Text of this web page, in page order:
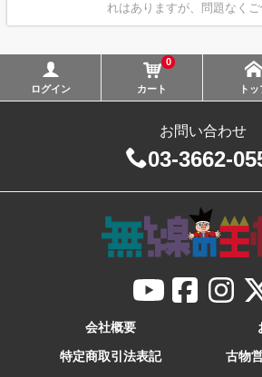
れはありますが、問題なくご
ログイン
0
カート トッ
お問い合わせ
03-3662-
会社概要
特定商取引法表記
古物